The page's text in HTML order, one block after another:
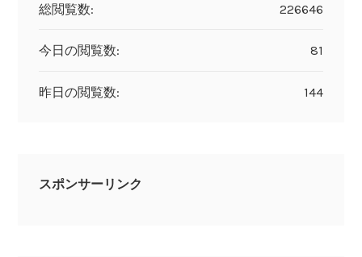
226646
総閲覧数:
81
今日の閲覧数:
144
昨日の閲覧数:
スポンサーリンク